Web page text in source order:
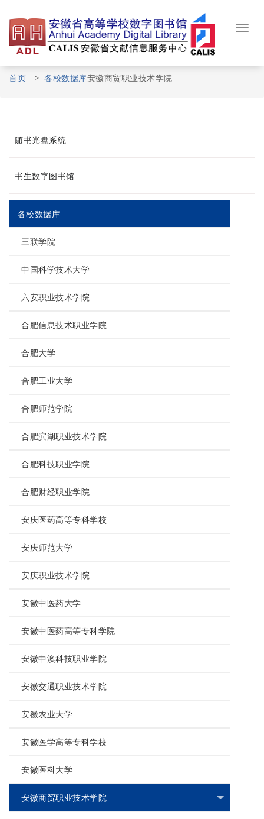
content
首页 > 各校数据库安徽商贸职业技术学院
随书光盘系统
书生数字图书馆
各校数据库
三联学院
中国科学技术大学
六安职业技术学院
合肥信息技术职业学院
合肥大学
合肥工业大学
合肥师范学院
合肥滨湖职业技术学院
合肥科技职业学院
合肥财经职业学院
安庆医药高等专科学校
安庆师范大学
安庆职业技术学院
安徽中医药大学
安徽中医药高等专科学院
安徽中澳科技职业学院
安徽交通职业技术学院
安徽农业大学
安徽医学高等专科学校
安徽医科大学
安徽商贸职业技术学院